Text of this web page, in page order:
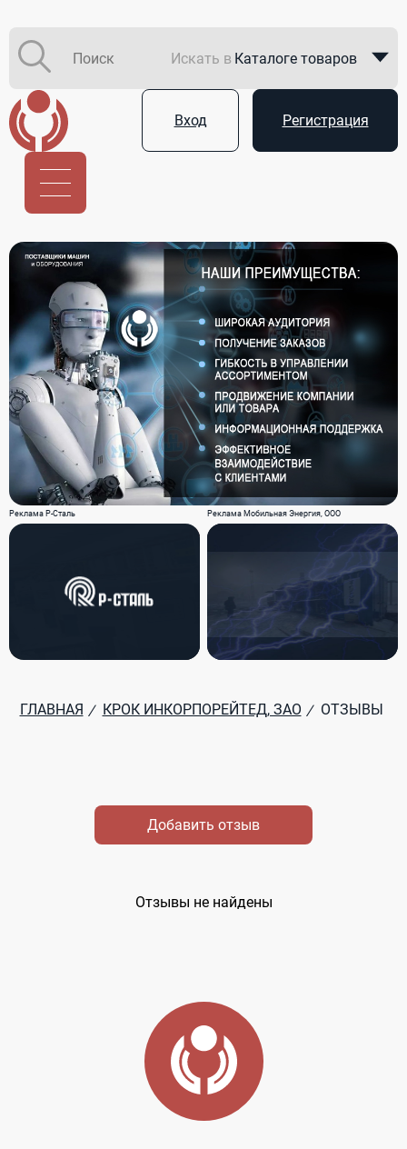
Искать в Каталоге товаров
Вход Регистрация
Реклама Р-Сталь Реклама Мобильная Энергия, ООО
ГЛАВНАЯ / КРОК ИНКОРПОРЕЙТЕД, ЗАО / ОТЗЫВЫ
Добавить отзыв
Отзывы не найдены